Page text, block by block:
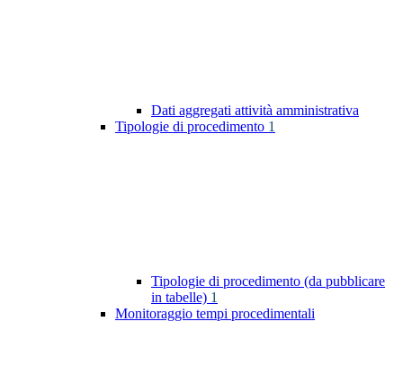
Dati aggregati attività amministrativa
Tipologie di procedimento 1
Tipologie di procedimento (da pubblicare
in tabelle) 1
Monitoraggio tempi procedimentali